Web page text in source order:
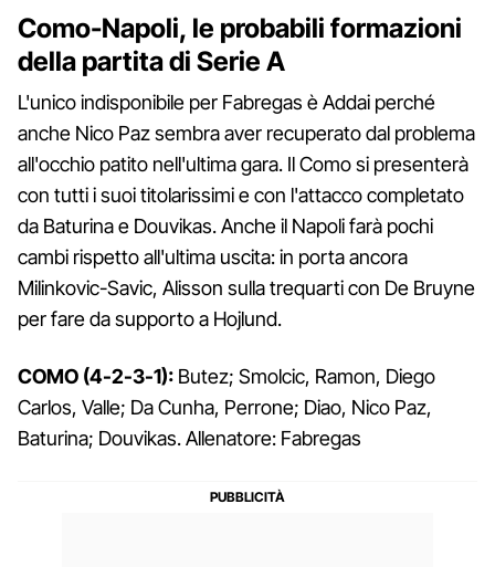
Como-Napoli, le probabili formazioni
della partita di Serie A
L'unico indisponibile per Fabregas è Addai perché
anche Nico Paz sembra aver recuperato dal problema
all'occhio patito nell'ultima gara. Il Como si presenterà
con tutti i suoi titolarissimi e con l'attacco completato
da Baturina e Douvikas. Anche il Napoli farà pochi
cambi rispetto all'ultima uscita: in porta ancora
Milinkovic-Savic, Alisson sulla trequarti con De Bruyne
per fare da supporto a Hojlund.
COMO (4-2-3-1): Butez; Smolcic, Ramon, Diego
Carlos, Valle; Da Cunha, Perrone; Diao, Nico Paz,
Baturina; Douvikas. Allenatore: Fabregas